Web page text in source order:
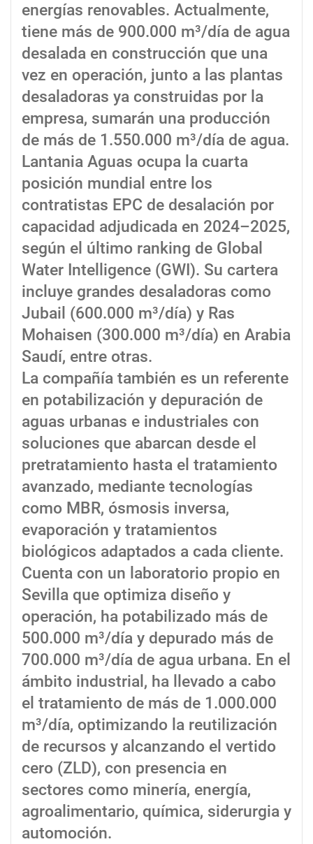
energías renovables. Actualmente,
tiene más de 900.000 m³/día de agua
desalada en construcción que una
vez en operación, junto a las plantas
desaladoras ya construidas por la
empresa, sumarán una producción
de más de 1.550.000 m³/día de agua.
Lantania Aguas ocupa la cuarta
posición mundial entre los
contratistas EPC de desalación por
capacidad adjudicada en 2024–2025,
según el último ranking de Global
Water Intelligence (GWI). Su cartera
incluye grandes desaladoras como
Jubail (600.000 m³/día) y Ras
Mohaisen (300.000 m³/día) en Arabia
Saudí, entre otras.
La compañía también es un referente
en potabilización y depuración de
aguas urbanas e industriales con
soluciones que abarcan desde el
pretratamiento hasta el tratamiento
avanzado, mediante tecnologías
como MBR, ósmosis inversa,
evaporación y tratamientos
biológicos adaptados a cada cliente.
Cuenta con un laboratorio propio en
Sevilla que optimiza diseño y
operación, ha potabilizado más de
500.000 m³/día y depurado más de
700.000 m³/día de agua urbana. En el
ámbito industrial, ha llevado a cabo
el tratamiento de más de 1.000.000
m³/día, optimizando la reutilización
de recursos y alcanzando el vertido
cero (ZLD), con presencia en
sectores como minería, energía,
agroalimentario, química, siderurgia y
automoción.